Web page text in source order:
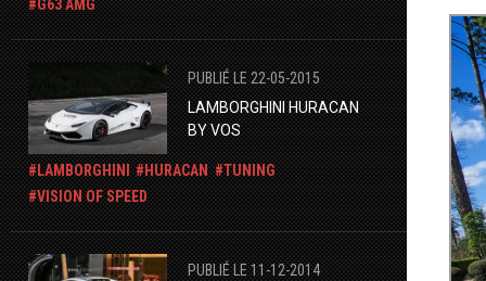
G63 AMG
PUBLIÉ LE 22-05-2015
LAMBORGHINI HURACAN
BY VOS
LAMBORGHINI HURACAN
TUNING
VISION OF SPEED
PUBLIÉ LE 11-12-2014